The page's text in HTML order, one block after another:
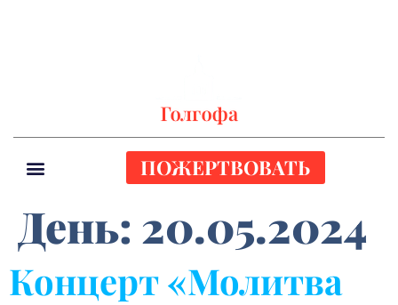
ПОЖЕРТВОВАТЬ
День: 20.05.2024
Концерт «Молитва